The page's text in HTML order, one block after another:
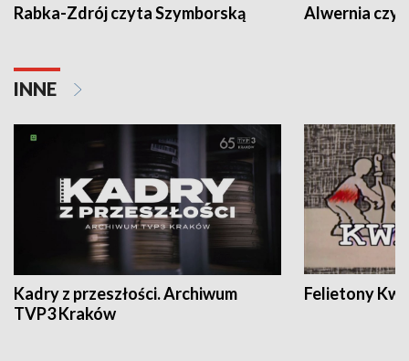
Rabka-Zdrój czyta Szymborską Alwernia
INNE
Kadry z przeszłości. Archiwum
TVP3 Kraków
Felietony